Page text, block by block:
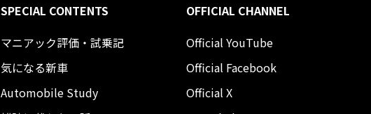
SPECIAL CONTENTS
マニアック評価・試乗記
気になる新車
Automobile Study
OFFICIAL CHANNEL
Official YouTube
Official Facebook
Official X